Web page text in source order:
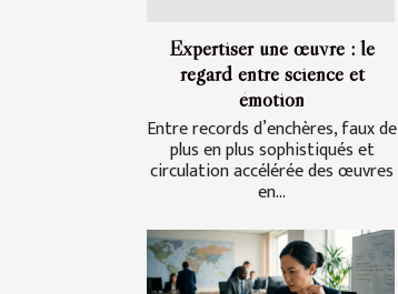
Expertiser une œuvre : le
regard entre science et
émotion
Entre records d’enchères, faux de
plus en plus sophistiqués et
circulation accélérée des œuvres
en...